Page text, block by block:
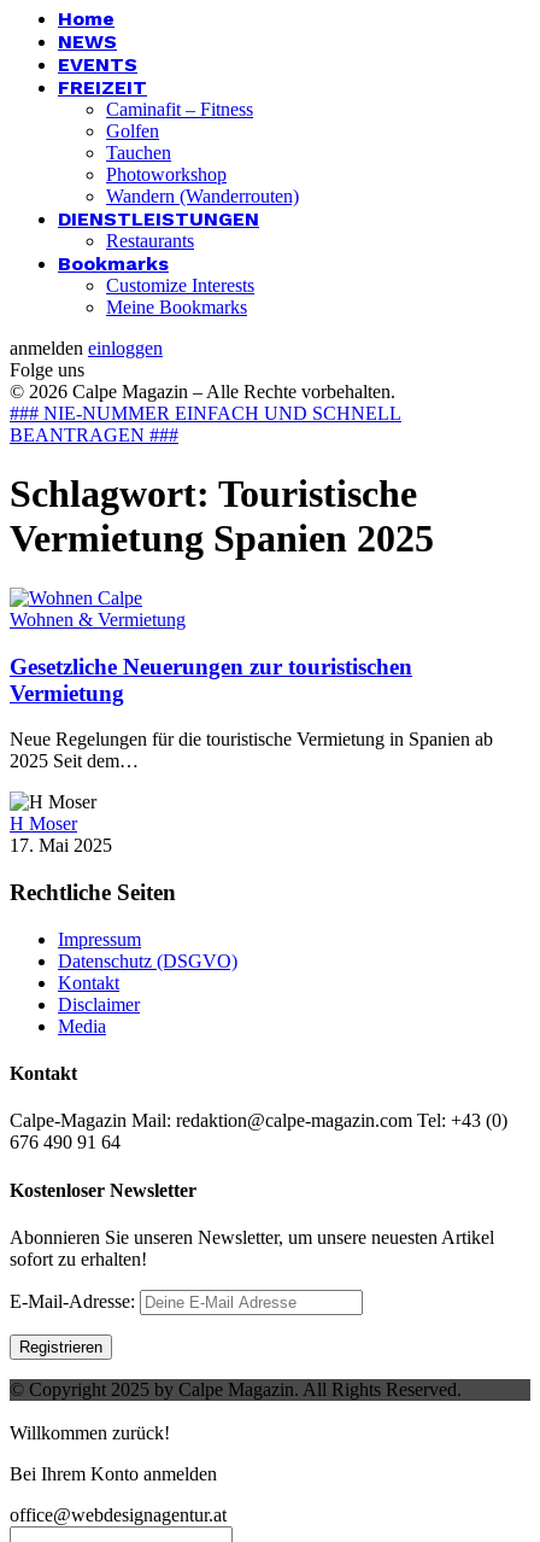
Home
NEWS
EVENTS
FREIZEIT
Caminafit – Fitness
Golfen
Tauchen
Photoworkshop
Wandern (Wanderrouten)
DIENSTLEISTUNGEN
Restaurants
Bookmarks
Customize Interests
Meine Bookmarks
anmelden einloggen
Folge uns
© 2026 Calpe Magazin – Alle Rechte vorbehalten.
### NIE-NUMMER EINFACH UND SCHNELL
BEANTRAGEN ###
Schlagwort: Touristische
Vermietung Spanien 2025
Wohnen & Vermietung
Gesetzliche Neuerungen zur touristischen
Vermietung
Neue Regelungen für die touristische Vermietung in Spanien ab
2025 Seit dem…
H Moser
17. Mai 2025
Rechtliche Seiten
Impressum
Datenschutz (DSGVO)
Kontakt
Disclaimer
Media
Kontakt
Calpe-Magazin Mail: redaktion@calpe-magazin.com Tel: +43 (0)
676 490 91 64
Kostenloser Newsletter
Abonnieren Sie unseren Newsletter, um unsere neuesten Artikel
sofort zu erhalten!
E-Mail-Adresse:
© Copyright 2025 by Calpe Magazin. All Rights Reserved.
Willkommen zurück!
Bei Ihrem Konto anmelden
office@webdesignagentur.at